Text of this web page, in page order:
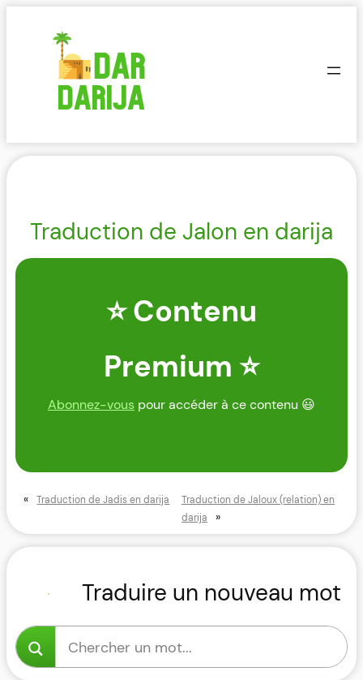
Traduction de Jalon en darija
⭐ Contenu
Premium ⭐
Abonnez-vous pour accéder à ce contenu 😃
« Traduction de Jadis en darija
Traduction de Jaloux (relation) en
darija
»
Traduire un nouveau mot